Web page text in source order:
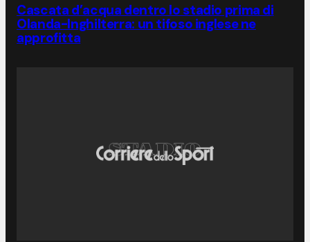
Cascata d’acqua dentro lo stadio prima di
Olanda-Inghilterra: un tifoso inglese ne
approfitta